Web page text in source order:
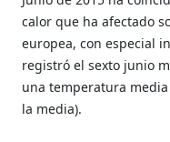
calor que ha afectado
europea, con especial
registró el sexto junio
una temperatura
la media).